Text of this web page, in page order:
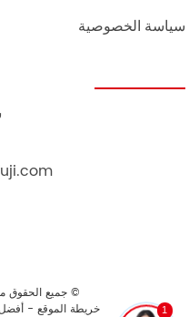
سياسة الخصوصية
© جميع الحقوق
خريطة الموقع - 1